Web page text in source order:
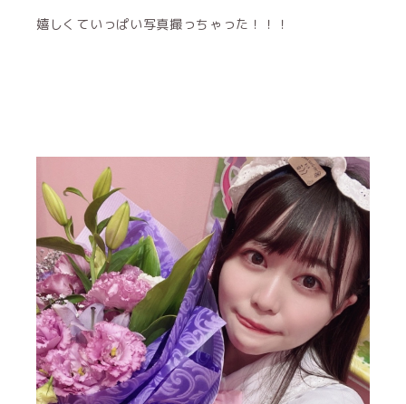
嬉しくていっぱい写真撮っちゃった！！！